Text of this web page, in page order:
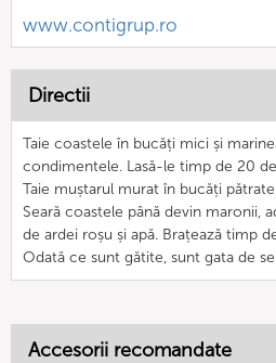
www.contigrup.ro
Directii
Taie coastele în bucăți mici și
condimentele. Lasă-le timp de 20
Taie muștarul murat în bucăți
Seară coastele până devin maronii,
de ardei roșu și apă. Brațează timp
Odată ce sunt gătite, sunt gata de
Accesorii recomandate